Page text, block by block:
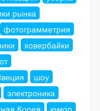
рынка
фотограмметрия
ховербайки
шоу
электроника